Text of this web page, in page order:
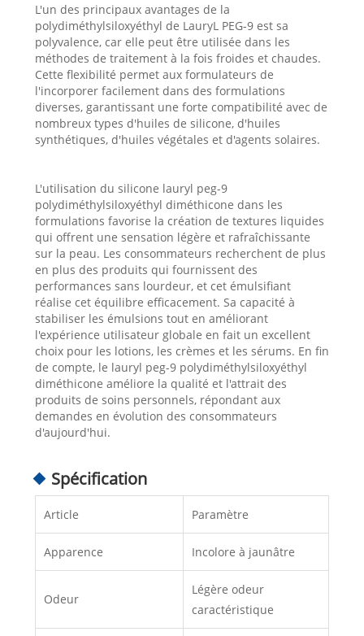
L'un des principaux avantages de la
polydiméthylsiloxyéthyl de LauryL PEG-9 est sa
polyvalence, car elle peut être utilisée dans les
méthodes de traitement à la fois froides et chaudes.
Cette flexibilité permet aux formulateurs de
l'incorporer facilement dans des formulations
diverses, garantissant une forte compatibilité avec de
nombreux types d'huiles de silicone, d'huiles
synthétiques, d'huiles végétales et d'agents solaires.
L'utilisation du silicone lauryl peg-9
polydiméthylsiloxyéthyl diméthicone dans les
formulations favorise la création de textures liquides
qui offrent une sensation légère et rafraîchissante
sur la peau. Les consommateurs recherchent de plus
en plus des produits qui fournissent des
performances sans lourdeur, et cet émulsifiant
réalise cet équilibre efficacement. Sa capacité à
stabiliser les émulsions tout en améliorant
l'expérience utilisateur globale en fait un excellent
choix pour les lotions, les crèmes et les sérums. En fin
de compte, le lauryl peg-9 polydiméthylsiloxyéthyl
diméthicone améliore la qualité et l'attrait des
produits de soins personnels, répondant aux
demandes en évolution des consommateurs
d'aujourd'hui.
Spécification
Article Paramètre
Apparence Incolore à jaunâtre
Odeur
Légère odeur
caractéristique